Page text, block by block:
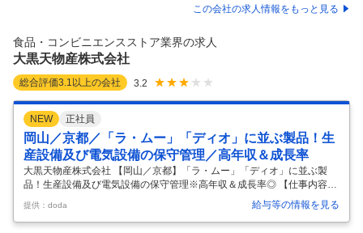
パーマーケット『ヤオコー』運営／37期増収増益・店舗増設を達成・業
収増益中のスーパーマーケット『ヤオコー』の東松山デリカ生鮮センタ
ーにて、以下の業務をお任せいたします。 ■業務内容： ・ヤオ
この会社の求人情報をもっと見る
食品・コンビニエンスストア業界の求人
大黒天物産株式会社
総合評価3.1 以上の会社 3.2
NEW 正社員
岡山／京都／「ラ・ムー」「ディオ」に並ぶ製品！生
産設備及び電気設備の保守管理／高年収＆成長率
大黒天物産株式会社 【岡山／京都】「ラ・ムー」「ディオ」に並ぶ製
品！生産設備及び電気設備の保守管理※高年収＆成長率◎ 【仕事内容】
【岡山／京都】「ラ・ムー」「ディオ」に並ぶ製品！生産設備及び電気
設備の保守管理※高年収＆成長率◎ 【具体的な仕事内容】 ～役職定年無
★プライム上場／連結売上3,000億超！創業以来連続の増収／ITを駆使し
提供：doda 給与等の情報を見る